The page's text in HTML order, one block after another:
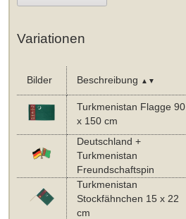
Variationen
Bilder Beschreibung ▲▼
Turkmenistan Flagge 90
x 150 cm
Deutschland +
Turkmenistan
Freundschaftspin
Turkmenistan
Stockfähnchen 15 x 22
cm